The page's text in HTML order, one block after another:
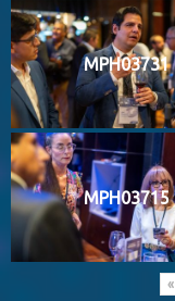
MPH03731
MPH03715
«